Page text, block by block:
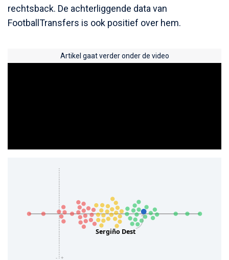
rechtsback. De achterliggende data van
FootballTransfers is ook positief over hem.
Artikel gaat verder onder de video